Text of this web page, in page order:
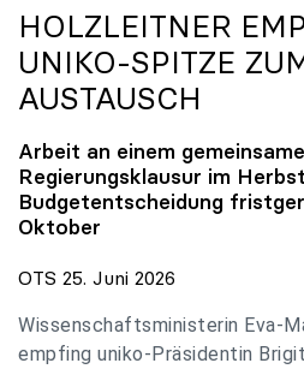
HOLZLEITNER
UNIKO-SPITZE
AUSTAUSCH
Arbeit an einem
Regierungsklausur im
Budgetentscheidung
Oktober
OTS 25. Juni 2026
Wissenschaftsministerin Eva-
empfing uniko-Präsidentin